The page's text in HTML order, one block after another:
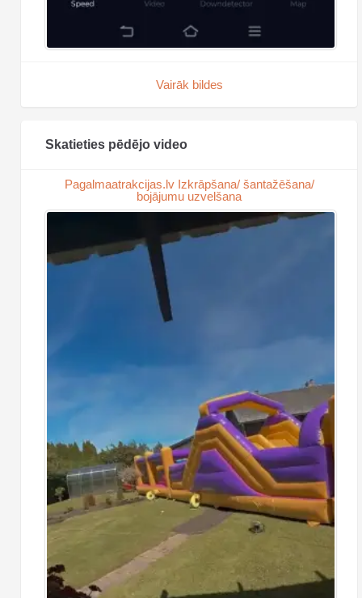
Vairāk bildes
Skatieties pēdējo video
Pagalmaatrakcijas.lv Izkrāpšana/ šantažēšana/
bojājumu uzvelšana